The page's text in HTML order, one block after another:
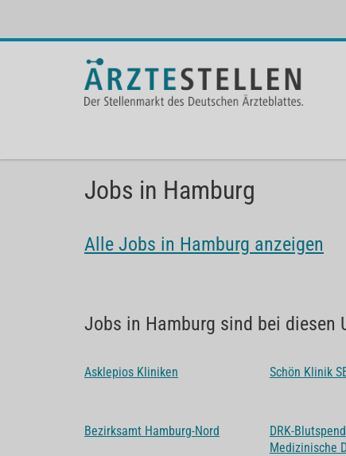
Jobs in Hamburg
Alle Jobs in Hamburg anzeigen
Jobs in Hamburg sind bei diesen
Asklepios Kliniken Schön Klinik
Bezirksamt Hamburg-Nord
DRK-
Medizinische